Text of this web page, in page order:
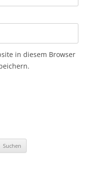
in diesem Browser